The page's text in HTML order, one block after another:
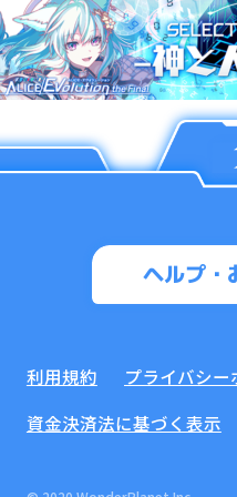
ヘルプ・
利用規約 プライバシー
資金決済法に基づく表示